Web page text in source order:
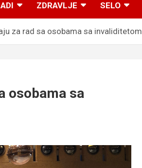
ZDRAVLJE SELO
za rad sa osobama sa invaliditetom
osobama sa